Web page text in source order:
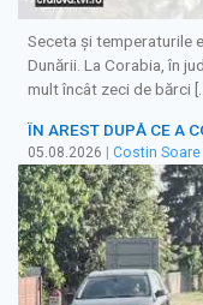
Seceta și temperaturile
Dunării. La Corabia, în
mult încât zeci de bărci
ÎN AREST DUPĂ CE A
05.08.2026 Costin Soare